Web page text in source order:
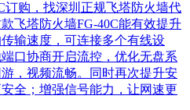
订购，找深圳正规飞塔防火墙代
飞塔防火墙FG-40C能有效提升
输速度，可连接多个有线设
口协商开启流控，优化无盘系
，视频流畅。同时再次提升安
全；增强信号能力，让网速更